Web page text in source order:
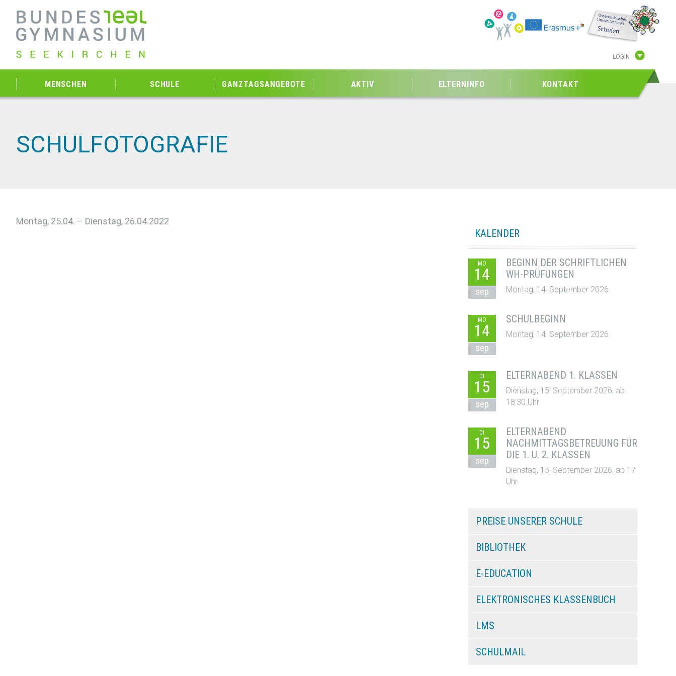
LOGIN
MENSCHEN SCHULE GANZTAGSANGEBOTE AKTIV ELTERNINFO KONTAKT
SCHULFOTOGRAFIE
Montag, 25.04. – Dienstag, 26.04.2022
KALENDER
MO
14
sep
BEGINN DER SCHRIFTLICHEN
WH-PRÜFUNGEN
Montag, 14. September 2026
MO
14
sep
SCHULBEGINN
Montag, 14. September 2026
DI
15
sep
ELTERNABEND 1. KLASSEN
Dienstag, 15. September 2026, ab
18:30 Uhr
DI
15
sep
ELTERNABEND
NACHMITTAGSBETREUUNG FÜR
DIE 1. U. 2. KLASSEN
Dienstag, 15. September 2026, ab 17
Uhr
PREISE UNSERER SCHULE
BIBLIOTHEK
E-EDUCATION
ELEKTRONISCHES KLASSENBUCH
LMS
SCHULMAIL